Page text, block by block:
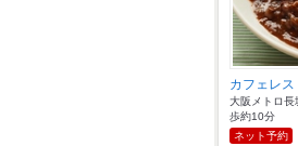
カフェレ
大阪メトロ長
歩約10分
ネット予約